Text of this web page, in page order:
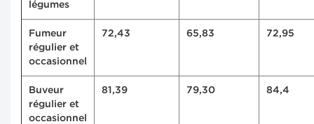
légumes
Fumeur
régulier et
occasionnel
72,43 65,83 72,95
Buveur
régulier et
occasionnel
81,39 79,30 84,4